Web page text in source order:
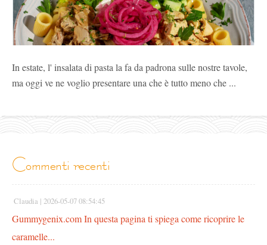
In estate, l' insalata di pasta la fa da padrona sulle nostre tavole,
ma oggi ve ne voglio presentare una che è tutto meno che ...
commenti recenti
Claudia | 2026-05-07 08:54:45
Gummygenix.com In questa pagina ti spiega come ricoprire le
caramelle...